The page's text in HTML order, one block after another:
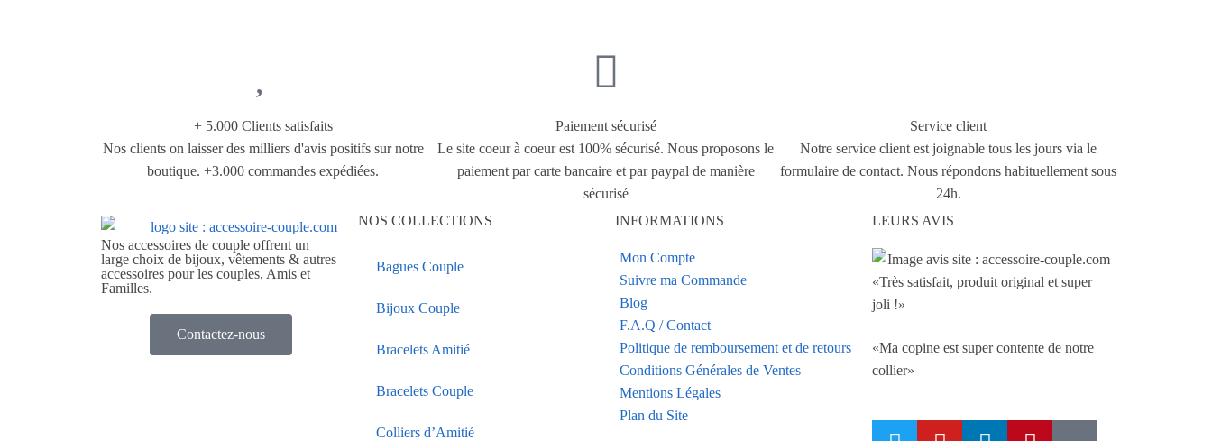
+ 5.000 Clients satisfaits
Nos clients on laisser des milliers d'avis positifs sur notre
boutique. +3.000 commandes expédiées.
Paiement sécurisé
Le site coeur à coeur est 100% sécurisé. Nous proposons le
paiement par carte bancaire et par paypal de manière
sécurisé
Service client
Notre service client est joignable tous les jours via le
formulaire de contact. Nous répondons habituellement sous
24h.
Nos accessoires de couple offrent un
large choix de bijoux, vêtements & autres
accessoires pour les couples, Amis et
Familles.
Contactez-nous
NOS COLLECTIONS
Bagues Couple
Bijoux Couple
Bracelets Amitié
Bracelets Couple
Colliers d’Amitié
INFORMATIONS
Mon Compte
Suivre ma Commande
Blog
F.A.Q / Contact
Politique de remboursement et de retours
Conditions Générales de Ventes
Mentions Légales
Plan du Site
LEURS AVIS
«Très satisfait, produit original et super
joli !»
«Ma copine est super contente de notre
collier»